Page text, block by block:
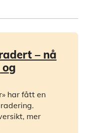
– nå
har fått en
mer